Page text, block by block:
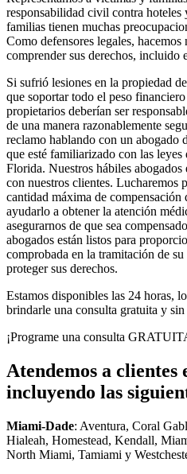
responsabilidad civil contra hoteles
familias tienen muchas
Como defensores legales,
comprender sus derechos, incluido
Si sufrió lesiones en la propiedad
que soportar todo el peso
propietarios deberían ser
de una manera razonablemente
reclamo hablando con un abogado
que esté familiarizado con las
Florida. Nuestros hábiles
con nuestros clientes. Lucharemos
cantidad máxima de compensación
ayudarlo a obtener la atención
asegurarnos de que sea
abogados están listos para
comprobada en la tramitación de
proteger sus derechos.
Estamos disponibles las 24 horas,
brindarle una consulta gratuita y sin
¡Programe una consulta
Atendemos a
incluyendo las
Miami-Dade: Aventura, Coral
Hialeah, Homestead, Kendall,
North Miami, Tamiami y